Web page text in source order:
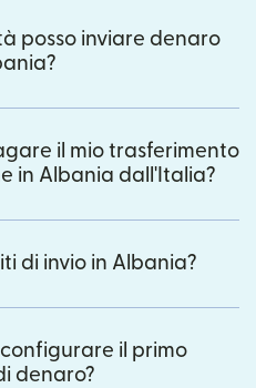
posso inviare denaro
il mio trasferimento
in Albania dall'Italia?
di invio in Albania?
il primo
denaro?